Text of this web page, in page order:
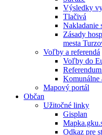
Výsledky
Tlačivá
Nakladanie
Zásady
mesta
Voľby a referendá
Voľby do
Komunálne
Mapový portál
Občan
Užitočné linky
Gisplan
Odkaz pre